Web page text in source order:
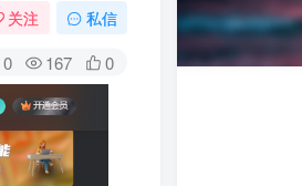
关注 私信
0 167 0